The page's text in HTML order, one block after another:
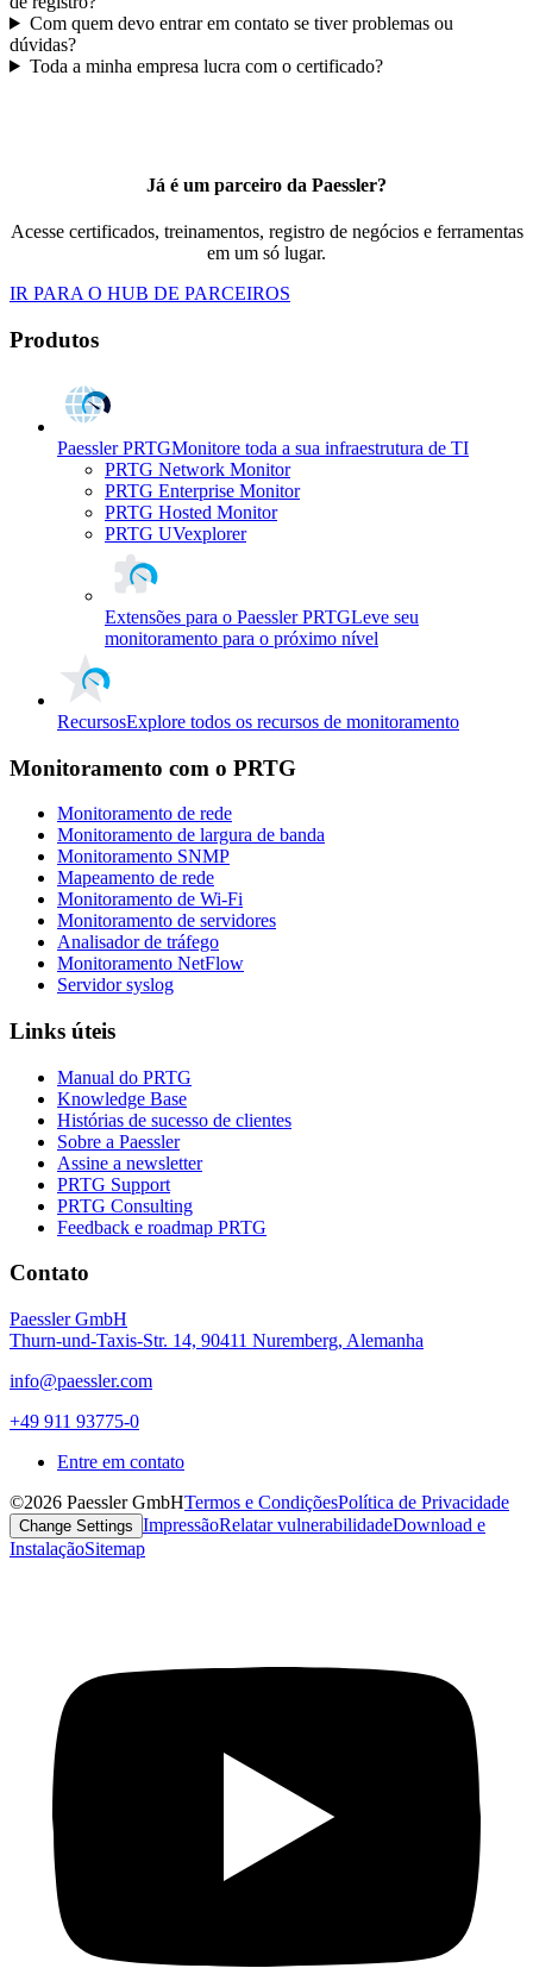
Com quem devo entrar em contato se tiver problemas ou
dúvidas?
Toda a minha empresa lucra com o certificado?
Já é um parceiro da Paessler?
Acesse certificados, treinamentos, registro de negócios e ferramentas
em um só lugar.
IR PARA O HUB DE PARCEIROS
Produtos
Paessler PRTGMonitore toda a sua infraestrutura de TI
PRTG Network Monitor
PRTG Enterprise Monitor
PRTG Hosted Monitor
PRTG UVexplorer
Extensões para o Paessler PRTGLeve seu
monitoramento para o próximo nível
RecursosExplore todos os recursos de monitoramento
Monitoramento com o PRTG
Monitoramento de rede
Monitoramento de largura de banda
Monitoramento SNMP
Mapeamento de rede
Monitoramento de Wi-Fi
Monitoramento de servidores
Analisador de tráfego
Monitoramento NetFlow
Servidor syslog
Links úteis
Manual do PRTG
Knowledge Base
Histórias de sucesso de clientes
Sobre a Paessler
Assine a newsletter
PRTG Support
PRTG Consulting
Feedback e roadmap PRTG
Contato
Paessler GmbH
Thurn-und-Taxis-Str. 14, 90411 Nuremberg, Alemanha
info@paessler.com
+49 911 93775-0
Entre em contato
©2026 Paessler GmbHTermos e CondiçõesPolítica de Privacidade
Change Settings ImpressãoRelatar vulnerabilidadeDownload e
InstalaçãoSitemap